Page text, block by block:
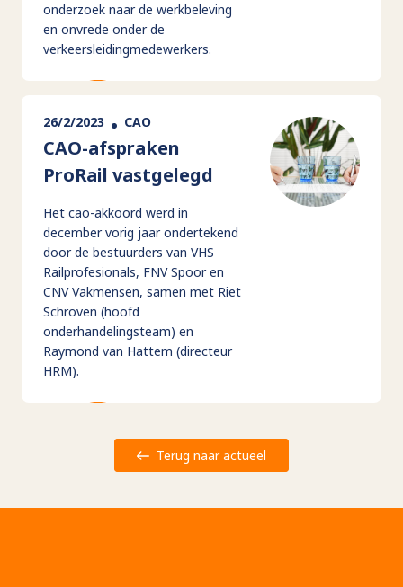
onderzoek naar de werkbeleving
en onvrede onder de
verkeersleidingmedewerkers.
26/2/2023 CAO
CAO-afspraken
ProRail vastgelegd
Het cao-akkoord werd in
december vorig jaar ondertekend
door de bestuurders van VHS
Railprofesionals, FNV Spoor en
CNV Vakmensen, samen met Riet
Schroven (hoofd
onderhandelingsteam) en
Raymond van Hattem (directeur
HRM).
Terug naar actueel